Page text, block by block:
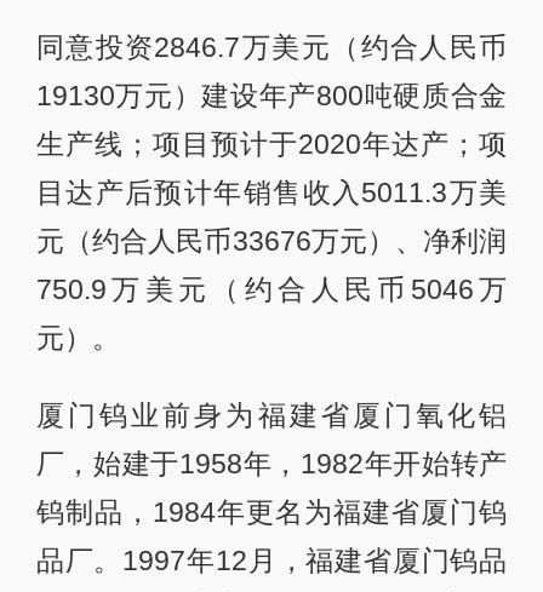
同意投资2846.7万美元（约合人民币
19130万元）建设年产800吨硬质合金
生产线；项目预计于2020年达产；项
目达产后预计年销售收入5011.3万美
元（约合人民币33676万元）、净利润
750.9万美元（约合人民币5046万
元）。
厦门钨业前身为福建省厦门氧化铝
厂，始建于1958年，1982年开始转产
钨制品，1984年更名为福建省厦门钨
品厂。1997年12月，福建省厦门钨品